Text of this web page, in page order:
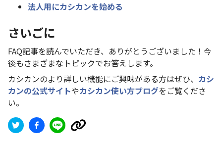
法人用にカシカンを始める
さいごに
FAQ記事を読んでいただき、ありがとうございました！今
後もさまざまなトピックでお答えします。
カシカンのより詳しい機能にご興味がある方はぜひ、 カシ
カンの公式サイトやカシカン使い方ブログをご覧くださ
い。